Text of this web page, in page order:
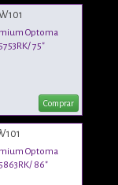
Optoma
75"
Comprar
Optoma
86"